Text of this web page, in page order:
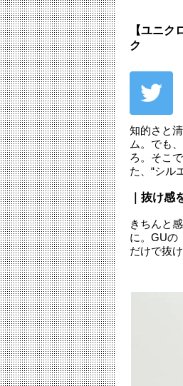
【ユニ
ク
知的さと
ム。でも
ろ。そこ
た、“シル
｜抜け感
きちんと
に。GUの
だけで抜